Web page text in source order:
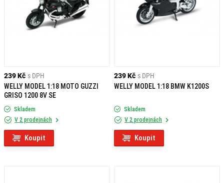
239 Kč s DPH
WELLY MODEL 1:18 MOTO GUZZI
GRISO 1200 8V SE
Skladem
V 2 prodejnách
Koupit
239 Kč s DPH
WELLY MODEL 1:18 BMW K1200S
Skladem
V 2 prodejnách
Koupit